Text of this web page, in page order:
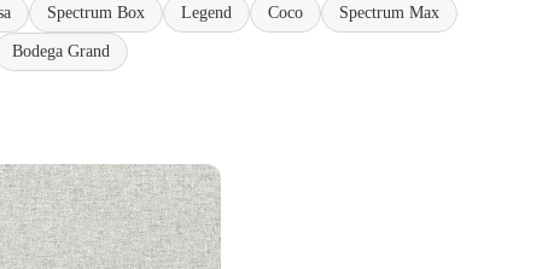
Spectrum Box Legend Coco Spectrum Max
Bodega Grand